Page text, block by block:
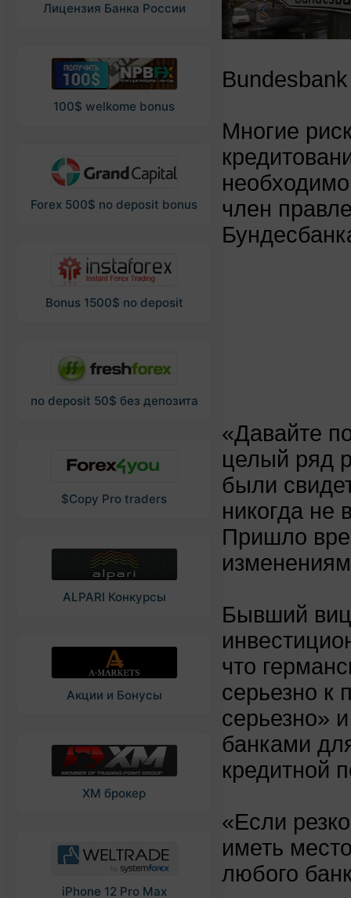
Лицензия Банка России
100$ welkome bonus
Forex 500$ no deposit bonus
Bonus 1500$ no deposit
no deposit 50$ без депозита
$Copy Pro traders
ALPARI Конкурсы
Акции и Бонусы
XM брокер
iPhone 12 Pro Max
Bundesbank
Многие
член
«Давайте
целый ряд
были
никогда не
Пришло
Бывший
что
серьезно к
серьезно»
банками
кредитной
«Если
иметь
любого